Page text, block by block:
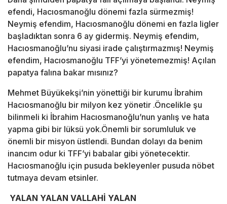
efendi, Hacıosmanoğlu dönemi fazla sürmezmiş!
Neymiş efendim, Hacıosmanoğlu dönemi en fazla ligler
başladıktan sonra 6 ay gidermiş. Neymiş efendim,
Hacıosmanoğlu’nu siyasi irade çalıştırmazmış! Neymiş
efendim, Hacıosmanoğlu TFF’yi yönetemezmiş! Açılan
papatya falına bakar mısınız?
Mehmet Büyükekşi’nin yönettiği bir kurumu İbrahim
Hacıosmanoğlu bir milyon kez yönetir .Öncelikle şu
bilinmeli ki İbrahim Hacıosmanoğlu’nun yanlış ve hata
yapma gibi bir lüksü yok.Önemli bir sorumluluk ve
önemli bir misyon üstlendi. Bundan dolayı da benim
inancım odur ki TFF’yi babalar gibi yönetecektir.
Hacıosmanoğlu için pusuda bekleyenler pusuda nöbet
tutmaya devam etsinler.
YALAN YALAN VALLAHİ YALAN